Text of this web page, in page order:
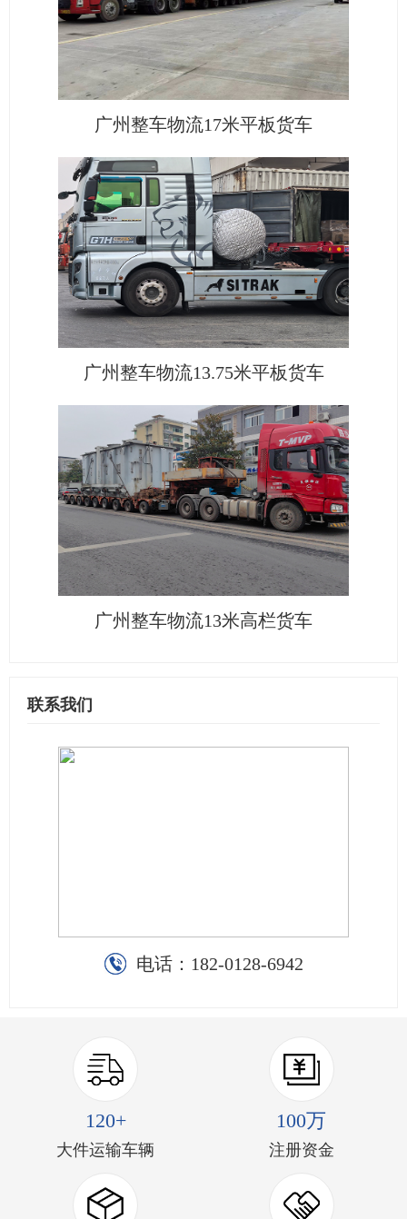
广州整车物流17米平板货车
广州整车物流13.75米平板货车
广州整车物流13米高栏货车
联系我们
电话： 182-0128-6942
120+
大件运输车辆
100万
注册资金